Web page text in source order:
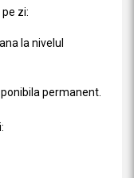
zi:
la nivelul
permanent.